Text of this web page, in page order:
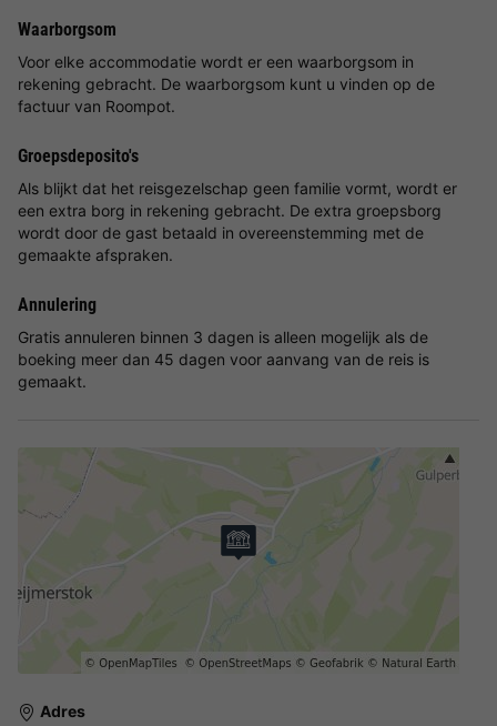
Waarborgsom
Voor elke accommodatie wordt er een waarborgsom in
rekening gebracht. De waarborgsom kunt u vinden op de
factuur van Roompot.
Groepsdeposito's
Als blijkt dat het reisgezelschap geen familie vormt, wordt er
een extra borg in rekening gebracht. De extra groepsborg
wordt door de gast betaald in overeenstemming met de
gemaakte afspraken.
Annulering
Gratis annuleren binnen 3 dagen is alleen mogelijk als de
boeking meer dan 45 dagen voor aanvang van de reis is
gemaakt.
Adres